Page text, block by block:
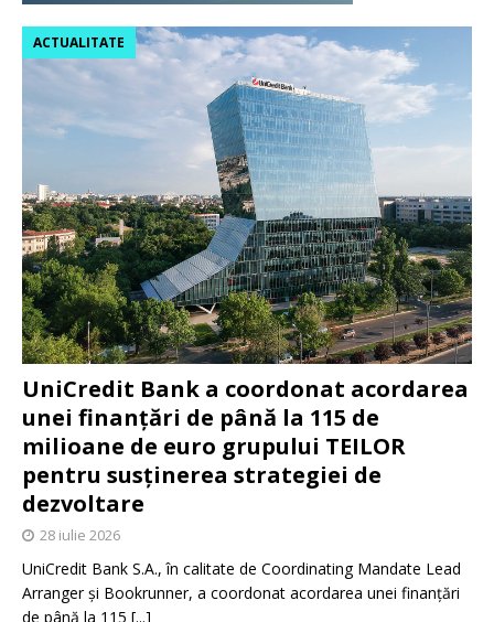
UniCredit Bank a coordonat acordarea
unei finanțări de până la 115 de
milioane de euro grupului TEILOR
pentru susținerea strategiei de
dezvoltare
ACTUALITATE
28 iulie 2026
UniCredit Bank S.A., în calitate de Coordinating Mandate Lead
Arranger și Bookrunner, a coordonat acordarea unei finanțări
de până la 115 [...]